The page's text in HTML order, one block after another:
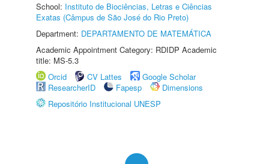
School: Instituto de Biociências, Letras e Ciências
Exatas (Câmpus de São José do Rio Preto)
Department: DEPARTAMENTO DE MATEMÁTICA
Academic Appointment Category: RDIDP Academic
title: MS-5.3
Orcid
CV Lattes
Google Scholar
ResearcherID
Fapesp
Dimensions
Repositório Institucional UNESP